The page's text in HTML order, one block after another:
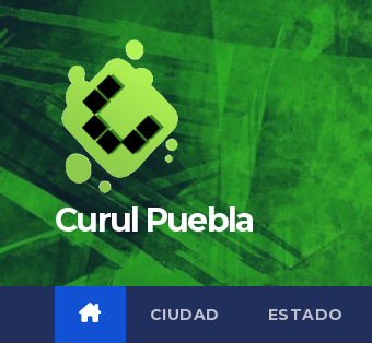
Saltar
al
contenido
Curul Puebla
CIUDAD ESTADO